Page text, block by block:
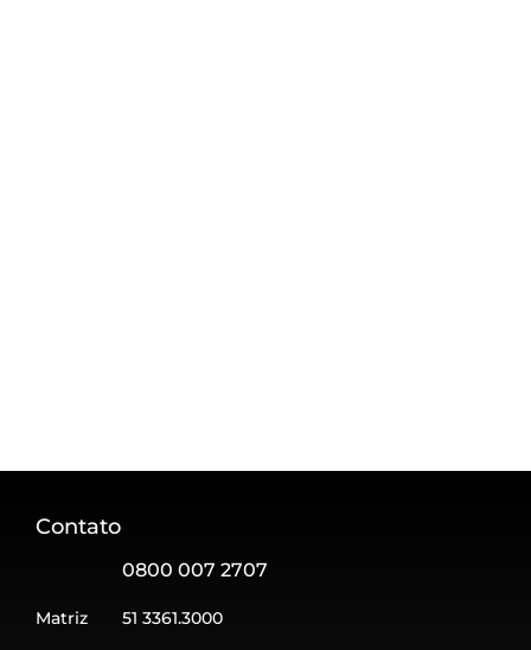
Contato
0800 007 2707
Matriz 51 3361.3000